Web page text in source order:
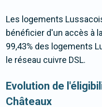
Les logements
bénéficier d'un accès à
99,43% des logements
le réseau cuivre DSL.
Evolution de
Châteaux